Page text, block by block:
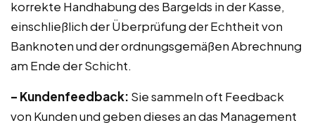
korrekte Handhabung des Bargelds in der Kasse,
einschließlich der Überprüfung der Echtheit von
Banknoten und der ordnungsgemäßen Abrechnung
am Ende der Schicht.
– Kundenfeedback: Sie sammeln oft Feedback
von Kunden und geben dieses an das Management